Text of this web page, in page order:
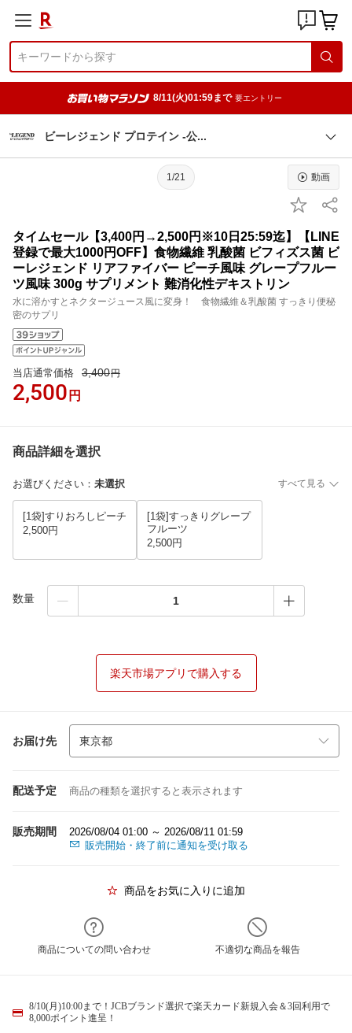
8/11(火)01:59まで 要エントリー
ビーレジェンド プロテイン -公
1/21 動画
タイムセール【3,400円→2,500円※10日25:59迄】【LINE
登録で最大1000円OFF】食物繊維 乳酸菌 ビフィズス菌 ビ
ーレジェンド リアファイバー ピーチ風味 グレープフルー
ツ風味 300g サプリメント 難消化性デキストリン
水に溶かすとネクタージュース風に変身！ 食物繊維＆乳酸菌 すっきり便秘
密のサプリ
当店通常価格 3,400円
2,500 円
商品詳細を選択
お選びください ： 未選択 すべて見る
[1袋]すりおろしピーチ
2,500円
[1袋]すっきりグレープ
フルーツ
2,500円
数量
楽天市場アプリで購入する
お届け先
配送予定 商品の種類を選択すると表示されます
販売期間
2026/08/04 01:00 ～ 2026/08/11 01:59
販売開始・終了前に通知を受け取る
商品をお気に入りに追加
商品についての問い合わせ 不適切な商品を報告
8/10(月)10:00まで！JCBブランド選択で楽天カード新規入会＆3回利用で
8,000ポイント進呈！